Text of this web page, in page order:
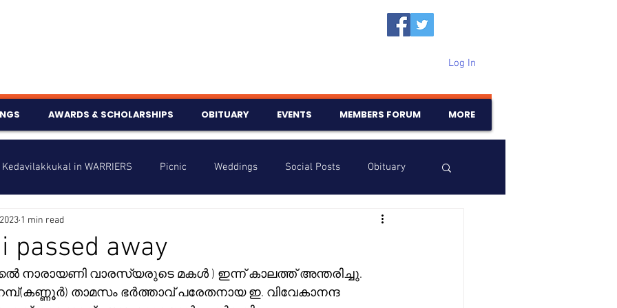
Log In
AWARDS & SCHOLARSHIPS OBITUARY EVENTS MEMBERS FORUM MORE
Kedavilakkukal in WARRIERS Picnic Weddings Social Posts Obituary
Info Birthdays
passed away
1 min read
നാരായണി വാരസ്യരുടെ മകൾ ) ഇന്ന് കാലത്ത് അന്തരിച്ചു.
താമസം ഭർത്താവ് പരേതനായ ഇ. വിവേകാനന്ദ